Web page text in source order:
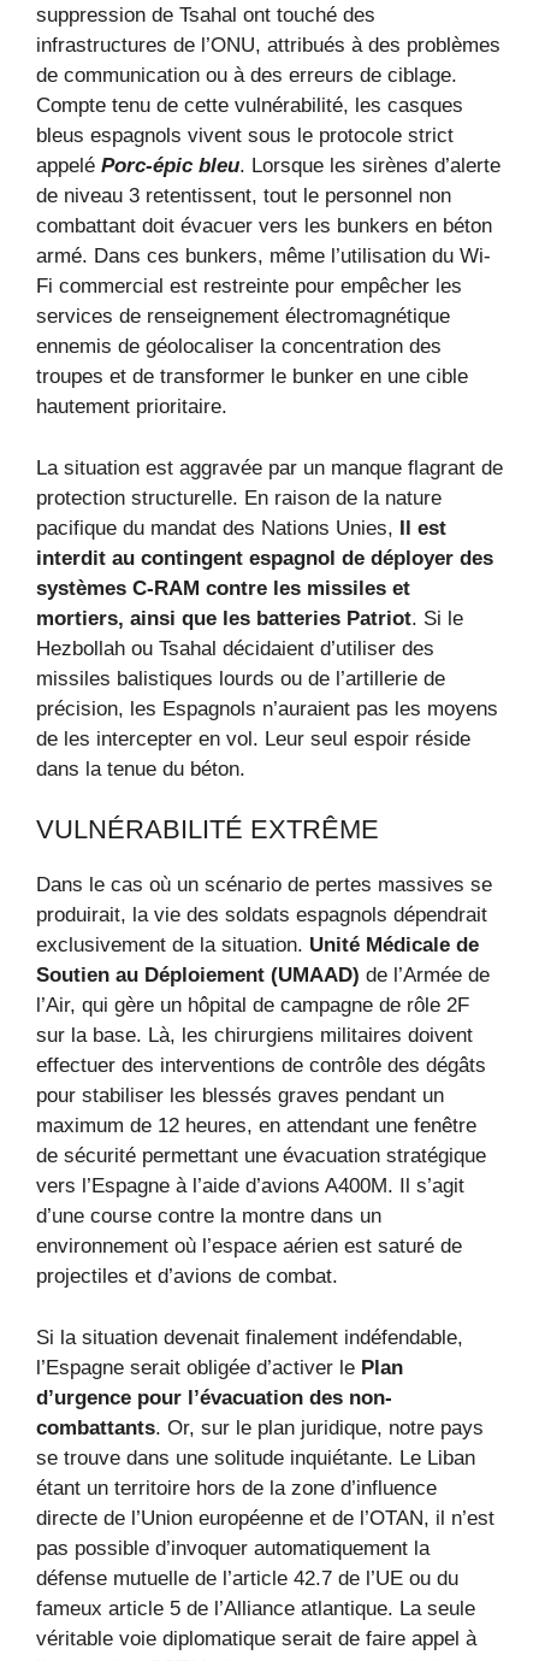
suppression de Tsahal ont touché des
infrastructures de l’ONU, attribués à des problèmes
de communication ou à des erreurs de ciblage.
Compte tenu de cette vulnérabilité, les casques
bleus espagnols vivent sous le protocole strict
appelé Porc-épic bleu. Lorsque les sirènes d’alerte
de niveau 3 retentissent, tout le personnel non
combattant doit évacuer vers les bunkers en béton
armé. Dans ces bunkers, même l’utilisation du Wi-
Fi commercial est restreinte pour empêcher les
services de renseignement électromagnétique
ennemis de géolocaliser la concentration des
troupes et de transformer le bunker en une cible
hautement prioritaire.
La situation est aggravée par un manque flagrant de
protection structurelle. En raison de la nature
pacifique du mandat des Nations Unies, Il est
interdit au contingent espagnol de déployer des
systèmes C-RAM contre les missiles et
mortiers, ainsi que les batteries Patriot. Si le
Hezbollah ou Tsahal décidaient d’utiliser des
missiles balistiques lourds ou de l’artillerie de
précision, les Espagnols n’auraient pas les moyens
de les intercepter en vol. Leur seul espoir réside
dans la tenue du béton.
VULNÉRABILITÉ EXTRÊME
Dans le cas où un scénario de pertes massives se
produirait, la vie des soldats espagnols dépendrait
exclusivement de la situation. Unité Médicale de
Soutien au Déploiement (UMAAD) de l’Armée de
l’Air, qui gère un hôpital de campagne de rôle 2F
sur la base. Là, les chirurgiens militaires doivent
effectuer des interventions de contrôle des dégâts
pour stabiliser les blessés graves pendant un
maximum de 12 heures, en attendant une fenêtre
de sécurité permettant une évacuation stratégique
vers l’Espagne à l’aide d’avions A400M. Il s’agit
d’une course contre la montre dans un
environnement où l’espace aérien est saturé de
projectiles et d’avions de combat.
Si la situation devenait finalement indéfendable,
l’Espagne serait obligée d’activer le Plan
d’urgence pour l’évacuation des non-
combattants. Or, sur le plan juridique, notre pays
se trouve dans une solitude inquiétante. Le Liban
étant un territoire hors de la zone d’influence
directe de l’Union européenne et de l’OTAN, il n’est
pas possible d’invoquer automatiquement la
défense mutuelle de l’article 42.7 de l’UE ou du
fameux article 5 de l’Alliance atlantique. La seule
véritable voie diplomatique serait de faire appel à